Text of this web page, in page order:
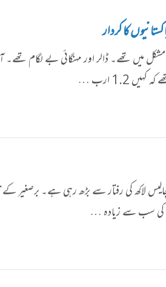
کا کردار
سب مشکل میں تھے۔ ڈالر اور مہنگائی بے
1.2 ارب …
لاکھ کی رفتار سے بڑھ رہی ہے۔
کی سب سے زیادہ …